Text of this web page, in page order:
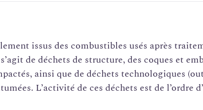
issus des combustibles usés après
de déchets de structure, des coques et
ainsi que de déchets technologiques
L’activité de ces déchets est de l’ordre